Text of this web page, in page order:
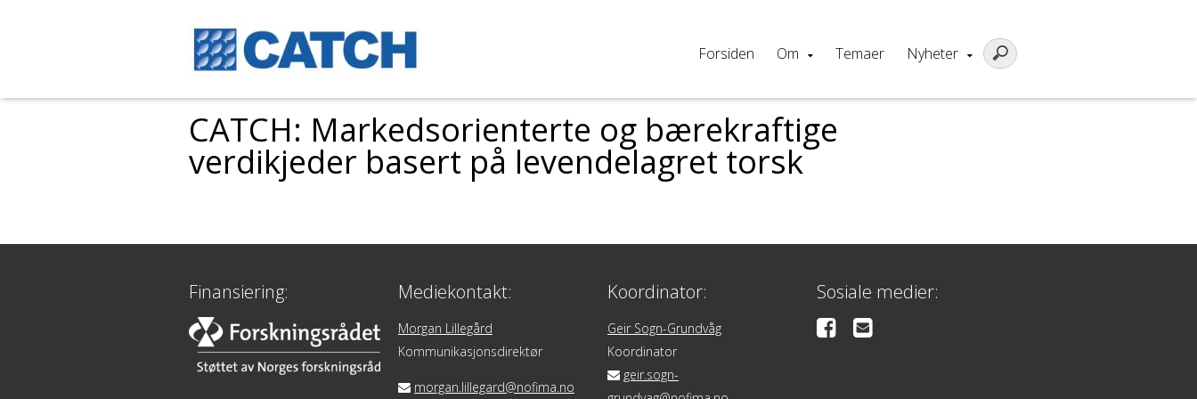
Forsiden Om Temaer Nyheter
CATCH: Markedsorienterte og bærekraftige
verdikjeder basert på levendelagret torsk
Finansiering: Mediekontakt:
Morgan Lillegård
Kommunikasjonsdirektør
morgan.lillegard@nofima.no
Koordinator:
Geir Sogn-Grundvåg
Koordinator
geir.sogn-
Sosiale medier: